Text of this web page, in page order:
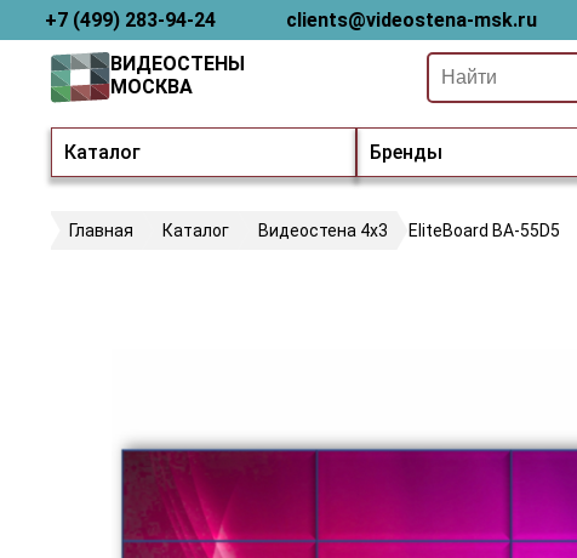
+7 (499) 283-94-24 clients@videostena-msk.ru
Каталог Бренды
ВИДЕОСТЕНЫ
МОСКВА
Главная Каталог Видеостена 4х3 EliteBoard BA-55D5